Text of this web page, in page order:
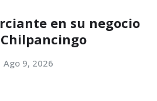
en su negocio
Ago 9, 2026